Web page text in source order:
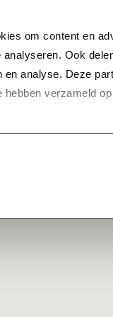
om content en
Ook
en analyse. Deze
hebben verzameld